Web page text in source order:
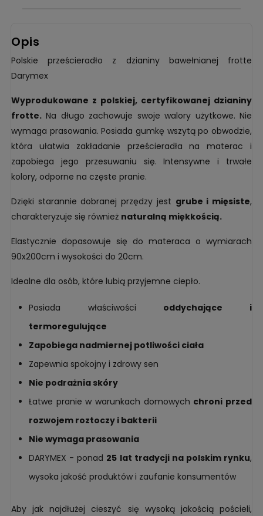
Opis
Polskie prześcieradło z dzianiny bawełnianej frotte
Darymex
Wyprodukowane z polskiej, certyfikowanej dzianiny
frotte. Na długo zachowuje swoje walory użytkowe. Nie
wymaga prasowania. Posiada gumkę wszytą po obwodzie,
która ułatwia zakładanie prześcieradła na materac i
zapobiega jego przesuwaniu się. Intensywne i trwałe
kolory, odporne na częste pranie.
Dzięki starannie dobranej przędzy jest grube i mięsiste,
charakteryzuje się również naturalną miękkością.
Elastycznie dopasowuje się do materaca o wymiarach
90x200cm i wysokości do 20cm.
Idealne dla osób, które lubią przyjemne ciepło.
Posiada właściwości oddychające i
termoregulujące
Zapobiega nadmiernej potliwości ciała
Zapewnia spokojny i zdrowy sen
Nie podrażnia skóry
Łatwe pranie w warunkach domowych chroni przed
rozwojem roztoczy i bakterii
Nie wymaga prasowania
DARYMEX - ponad 25 lat tradycji na polskim rynku,
wysoka jakość produktów i zaufanie konsumentów
Aby jak najdłużej cieszyć się wysoką jakością pościeli,